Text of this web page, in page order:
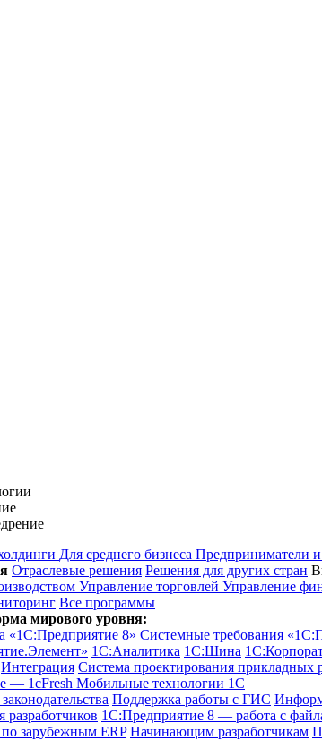
Для среднего бизнеса Предприниматели
Отраслевые решения Решения для других стран
Управление торговлей Управление
Все программы
мирового уровня:
«1С:Предприятие 8» Системные требования
1C:Аналитика 1С:Шина
Интеграция Система проектирования прикладных
— 1cFresh Мобильные технологии 1С
Поддержка работы с ГИС
1С:Предприятие 8 — работа с
зарубежным ERP Начинающим разработчикам